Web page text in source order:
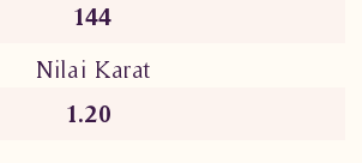
144
Nilai Karat
1.20